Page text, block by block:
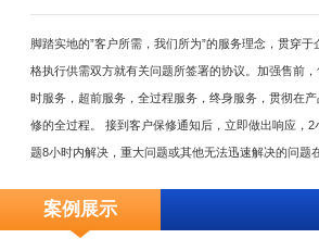
脚踏实地的”客户所需，我们所为”的服务理念，贯穿
格执行供需双方就有关问题所签署的协议。加强售前
时服务，超前服务，全过程服务，终身服务，贯彻在
修的全过程。 接到客户保修通知后，立即做出响应，2
题8小时内解决，重大问题或其他无法迅速解决的问题
理由刁难需方。因售后服务不及时或其它原因服务问
责。公司设有专职的技术服务部，每年至少对用户回
案例展示